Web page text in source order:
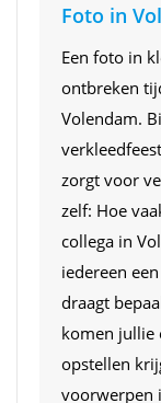
Foto in
Een foto in
ontbreken
Volendam.
zorgt voor
zelf: Hoe
collega in
iedereen
draagt
komen jullie
opstellen
voorwerpen